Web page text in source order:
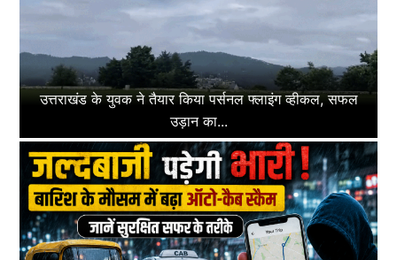
उत्तराखंड के युवक ने तैयार किया पर्सनल फ्लाइंग व्हीकल, सफल
उड़ान का...